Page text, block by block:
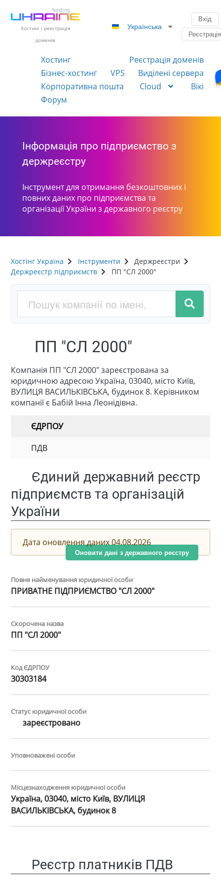
Хостинг і реєстрація
доменів
Українська
Вхід
Реєстрація
Хостинг
Реєстрація доменів
Бізнес-хостинг
VPS
Виділені сервера
Корпоративна пошта
Cloud
Вікі
Форум
Інформація про підприємство з
держреєстру
Інструмент для отримання безкоштовних і
повних даних про підприємства та
організації України з державного реєстру
Хостінг Україна Інструменти
Держреєстри
Держреєстр підприємств
ПП "СЛ 2000"
ПП "СЛ 2000"
Компанія ПП "СЛ 2000" зареєстрована за
юридичною адресою Україна, 03040, місто Київ,
ВУЛИЦЯ ВАСИЛЬКІВСЬКА, будинок 8. Керівником
компанії є Бабій Інна Леонідівна.
ЄДРПОУ
ПДВ
Єдиний державний реєстр
підприємств та організацій
України
Дата оновлення даних 04.08.2026
Оновити дані з державного реєстру
Повне найменування юридичної особи
ПРИВАТНЕ ПІДПРИЄМСТВО "СЛ 2000"
Скорочена назва
ПП "СЛ 2000"
Код ЄДРПОУ
30303184
Статус юридичної особи
зареєстровано
Уповноважені особи
Місцезнаходження юридичної особи
Україна, 03040, місто Київ, ВУЛИЦЯ
ВАСИЛЬКІВСЬКА, будинок 8
Реєстр платників ПДВ